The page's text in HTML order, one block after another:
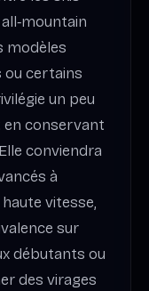
modèles
ou certains
un peu
conservant
conviendra
à
vitesse,
sur
débutants ou
des virages